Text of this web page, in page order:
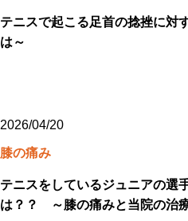
テニスで起こる足首の捻挫に
は～
2026/04/20
膝の痛み
テニスをしているジュニアの選
は？？ ～膝の痛みと当院の治